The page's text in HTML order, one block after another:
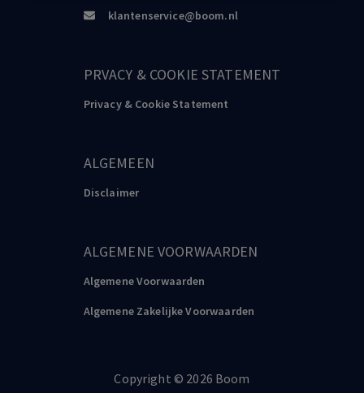
klantenservice@boom.nl
PRVACY & COOKIE STATEMENT
Privacy & Cookie Statement
ALGEMEEN
Disclaimer
ALGEMENE VOORWAARDEN
Algemene Voorwaarden
Algemene Zakelijke Voorwaarden
Copyright ©️ 2026 Boom